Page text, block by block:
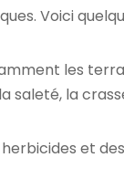
Voici
les
saleté, la
et